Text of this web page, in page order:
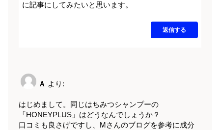
に記事にしてみたいと思います。
返信する
Ａ より:
はじめまして。同じはちみつシャンプーの
「HONEYPLUS」はどうなんでしょうか？
口コミも良さげですし、Mさんのブログを参考に成分